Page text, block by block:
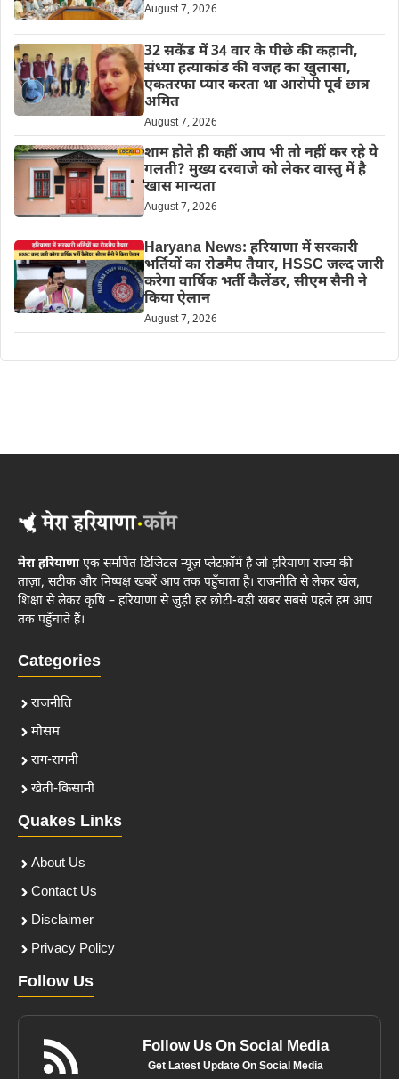
August 7, 2026
32 सकेंड में 34 वार के पीछे की कहानी,
संध्या हत्याकांड की वजह का खुलासा,
एकतरफा प्यार करता था आरोपी पूर्व छात्र
अमित
August 7, 2026
शाम होते ही कहीं आप भी तो नहीं कर रहे ये
गलती? मुख्य दरवाजे को लेकर वास्तु में है
खास मान्यता
August 7, 2026
Haryana News: हरियाणा में सरकारी
भर्तियों का रोडमैप तैयार, HSSC जल्द जारी
करेगा वार्षिक भर्ती कैलेंडर, सीएम सैनी ने
किया ऐलान
August 7, 2026
मेरा हरियाणाएक समर्पित डिजिटल न्यूज़ प्लेटफ़ॉर्म है जो हरियाणा राज्य की
ताज़ा, सटीक और निष्पक्ष खबरें आप तक पहुँचाता है। राजनीति से लेकर खेल,
शिक्षा से लेकर कृषि – हरियाणा से जुड़ी हर छोटी-बड़ी खबर सबसे पहले हम आप
तक पहुँचाते हैं।
Categories
राजनीति
मौसम
राग-रागनी
खेती-किसानी
Quakes Links
About Us
Contact Us
Disclaimer
Privacy Policy
Follow Us
Follow Us On Social Media
Get Latest Update On Social Media